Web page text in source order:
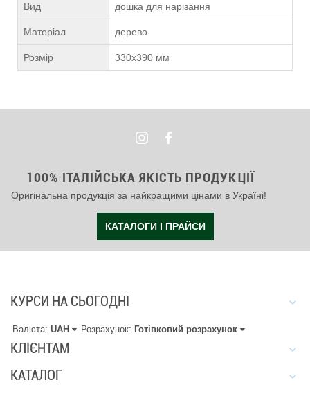
Вид дошка для нарізання
Матеріал дерево
Розмір 330х390 мм
100% ІТАЛІЙСЬКА ЯКІСТЬ ПРОДУКЦІЇ
Оригінальна продукція за найкращими цінами в Україні!
КАТАЛОГИ І ПРАЙСИ
КУРСИ НА СЬОГОДНІ
Валюта: UAH Розрахунок: Готівковий розрахунок
КЛІЄНТАМ
КАТАЛОГ